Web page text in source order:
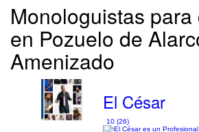
Monologuistas
en Pozuelo de
Amenizado
El César
10 (26)